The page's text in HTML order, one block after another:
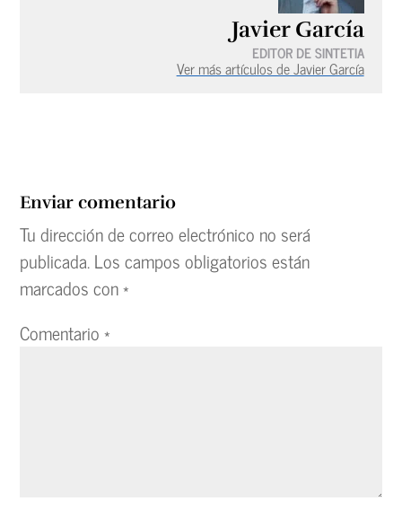
Javier García
EDITOR DE SINTETIA
Ver más artículos de Javier García
Enviar comentario
Tu dirección de correo electrónico no será
publicada.Los campos obligatorios están
marcados con*
Comentario*